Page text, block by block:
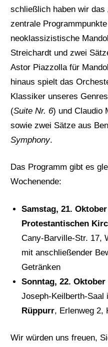
schließlich haben wir das
zentrale
neoklassizistische
Streichardt und zwei
Astor Piazzolla für
hinaus spielt das
Klassiker unseres
(Suite Nr. 6) und Claudio
sowie zwei Sätze aus
Symphony.
Das Programm gibt es
Wochenende:
Samstag, 21.
Protestantischen
Cany-Barville-Str. 17,
mit anschließender
Getränken
Sonntag, 22. Oktober
Joseph-Keilberth-Saal
Rüppurr, Erlenweg 2,
Wir würden uns freuen,